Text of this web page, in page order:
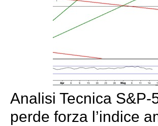
Analisi Tecnica S&P-
perde forza l’indice